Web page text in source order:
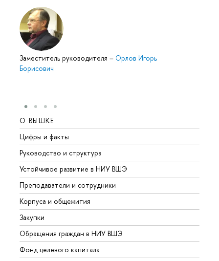
Заместитель руководителя – Орлов Игорь
Борисович
О ВЫШКЕ
Цифры и факты
Руководство и структура
Устойчивое развитие в НИУ ВШЭ
Преподаватели и сотрудники
Корпуса и общежития
Закупки
Обращения граждан в НИУ ВШЭ
Фонд целевого капитала